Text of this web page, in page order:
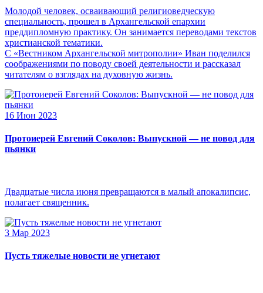
Молодой человек, осваивающий религиоведческую
специальность, прошел в Архангельской епархии
преддипломную практику. Он занимается переводами текстов
христианской тематики.
С «Вестником Архангельской митрополии» Иван поделился
соображениями по поводу своей деятельности и рассказал
читателям о взглядах на духовную жизнь.
16 Июн 2023
Протоиерей Евгений Соколов: Выпускной — не повод для
пьянки
Двадцатые числа июня превращаются в малый апокалипсис,
полагает священник.
3 Мар 2023
Пусть тяжелые новости не угнетают